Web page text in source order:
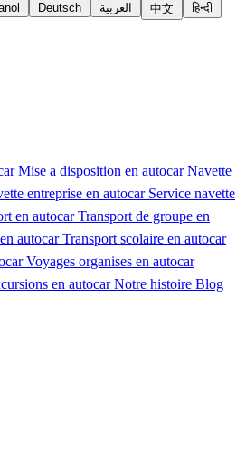
Deutsch العربية 中文 हिन्दी
Mise a disposition en autocar Navette
entreprise en autocar Service navette
en autocar Transport de groupe en
autocar Transport scolaire en autocar
Voyages organises en autocar
en autocar Notre histoire Blog